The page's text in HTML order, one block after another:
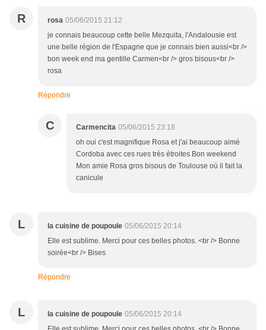
R rosa 05/06/2015 21:12
je connais beaucoup cette belle Mezquita, l'Andalousie est
une belle région de l'Espagne que je connais bien aussi<br />
bon week end ma gentille Carmen<br /> gros bisous<br />
rosa
Répondre
C Carmencita 05/06/2015 23:18
oh oui c'est magnifique Rosa et j'ai beaucoup aimé
Cordoba avec ces rues très étroites Bon weekend
Mon amie Rosa gros bisous de Toulouse où il fait la
canicule
L la cuisine de poupoule 05/06/2015 20:14
Elle est sublime. Merci pour ces belles photos. <br /> Bonne
soirée<br /> Bises
Répondre
L la cuisine de poupoule 05/06/2015 20:14